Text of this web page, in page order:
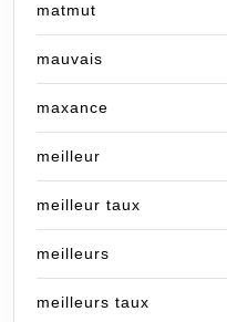
matmut
mauvais
maxance
meilleur
meilleur taux
meilleurs
meilleurs taux